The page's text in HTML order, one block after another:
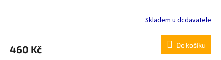
Skladem u dodavatele
460 Kč Do košíku